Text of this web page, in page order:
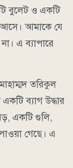
বুলেট ও একটি
আসে। আমাকে যে
এ ব্যাপারে
তরিকুল
ব্যাগ উদ্ধার
একটি গুলি,
গেছে। এ